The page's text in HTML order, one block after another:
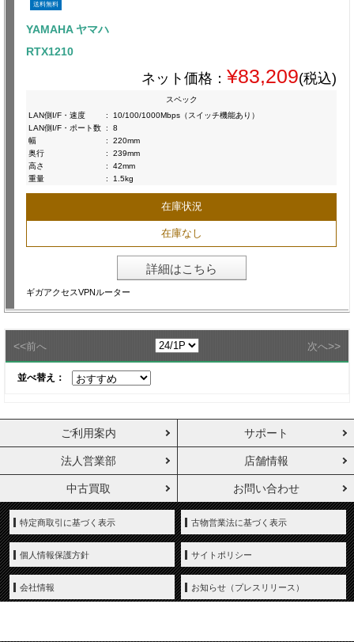
送料無料
YAMAHA ヤマハ
RTX1210
ネット価格： ¥83,209(税込)
スペック
LAN側I/F・速度
:
10/100/1000Mbps（スイッチ機能あり）
LAN側I/F・ポート数 :
8
幅
:
220mm
奥行
:
239mm
高さ
:
42mm
重量
: 1.5kg
在庫状況
在庫なし
詳細はこちら
ギガアクセスVPNルーター
<<前へ 次へ>>
並べ替え：
ご利用案内 サポート
法人営業部 店舗情報
中古買取 お問い合わせ
特定商取引に基づく表示 古物営業法に基づく表示
個人情報保護方針 サイトポリシー
会社情報 お知らせ（プレスリリース）